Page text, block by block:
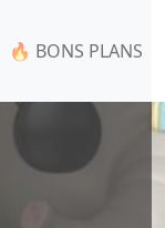
🔥 BONS PLANS